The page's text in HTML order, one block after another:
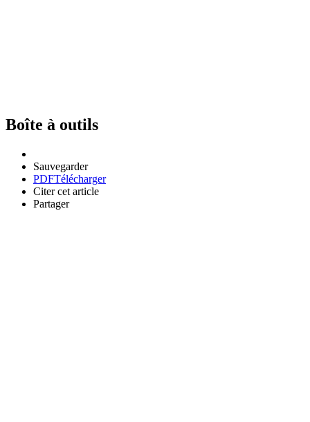
Boîte à outils
Sauvegarder
PDFTélécharger
Citer cet article
Partager